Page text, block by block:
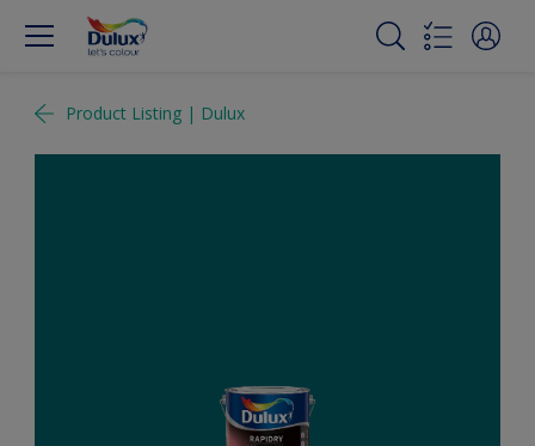
Product Listing | Dulux